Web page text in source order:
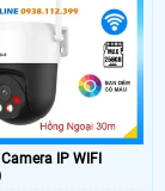
IP WIFI